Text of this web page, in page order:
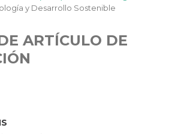
y Desarrollo Sostenible
ARTÍCULO DE